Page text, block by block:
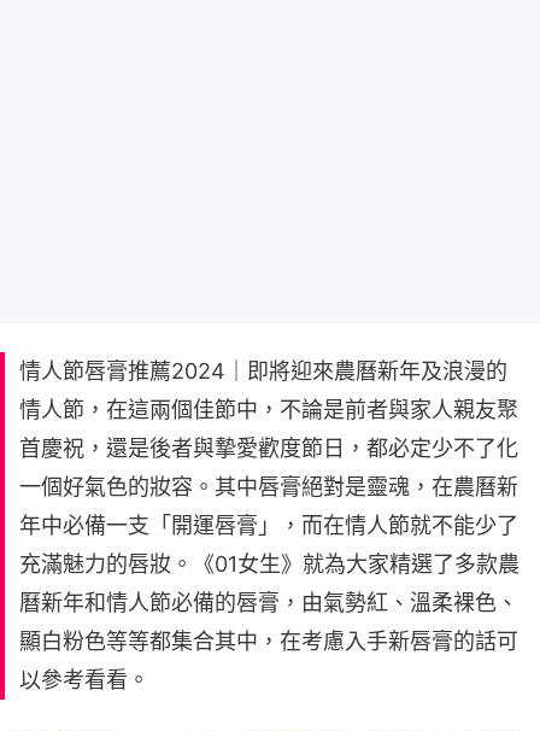
情人節唇膏推薦2024｜即將迎來農曆新年及浪漫的
情人節，在這兩個佳節中，不論是前者與家人親友聚
首慶祝，還是後者與摯愛歡度節日，都必定少不了化
一個好氣色的妝容。其中唇膏絕對是靈魂，在農曆新
年中必備一支「開運唇膏」，而在情人節就不能少了
充滿魅力的唇妝。《01女生》就為大家精選了多款農
曆新年和情人節必備的唇膏，由氣勢紅、溫柔裸色、
顯白粉色等等都集合其中，在考慮入手新唇膏的話可
以參考看看。